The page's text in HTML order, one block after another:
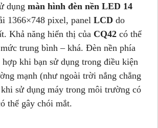
dụng màn hình đèn nền LED 14
1366×748 pixel, panel LCD do
Khả năng hiển thị của CQ42 có thể
trung bình – khá. Đèn nền phía
hợp khi bạn sử dụng trong điều kiện
mạnh (như ngoài trời nắng chẳng
sử dụng máy trong môi trường có
thể gây chói mắt.